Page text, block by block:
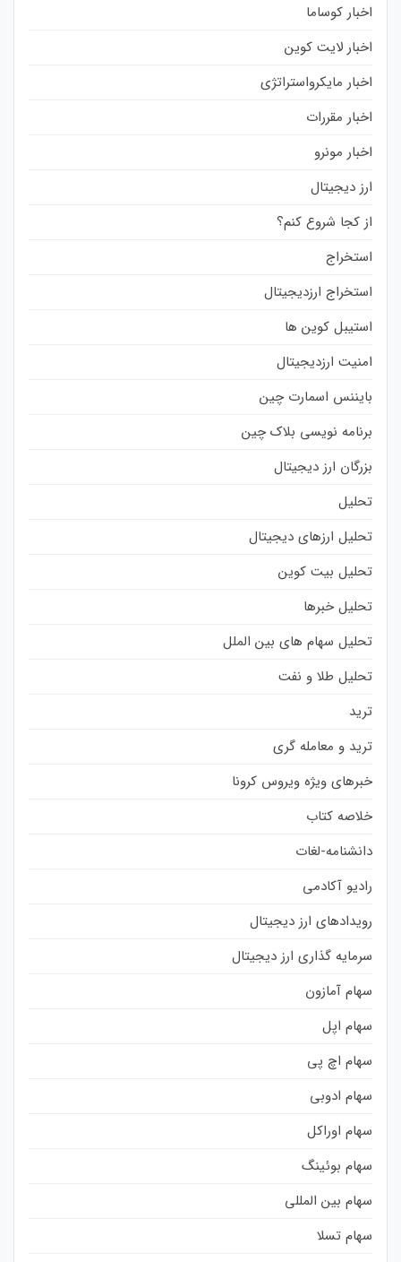
اخبار کوساما
اخبار لایت کوین
اخبار مایکرواستراتژی
اخبار مقررات
اخبار مونرو
ارز دیجیتال
از کجا شروع کنم؟
استخراج
استخراج ارزدیجیتال
استیبل کوین ها
امنیت ارزدیجیتال
بایننس اسمارت چین
برنامه نویسی بلاک چین
بزرگان ارز دیجیتال
تحلیل
تحلیل ارزهای دیجیتال
تحلیل بیت کوین
تحلیل خبرها
تحلیل سهام های بین الملل
تحلیل طلا و نفت
ترید
ترید و معامله گری
خبرهای ویژه ویروس کرونا
خلاصه کتاب
دانشنامه-لغات
رادیو آکادمی
رویدادهای ارز دیجیتال
سرمایه گذاری ارز دیجیتال
سهام آمازون
سهام اپل
سهام اچ پی
سهام ادوبی
سهام اوراکل
سهام بوئینگ
سهام بین المللی
سهام تسلا